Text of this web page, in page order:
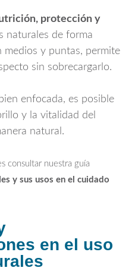
protección y
naturales de forma
medios y puntas, permite
sin sobrecargarlo.
enfocada, es posible
y la vitalidad del
natural.
consultar nuestra guía
y sus usos en el cuidado
en el uso